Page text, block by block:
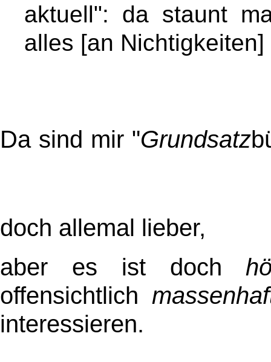
aktuell": da staunt
alles [an Nichtigkeiten]
Da sind mir "Grundsatz
doch allemal lieber,
aber es ist doch
offensichtlich
interessieren.